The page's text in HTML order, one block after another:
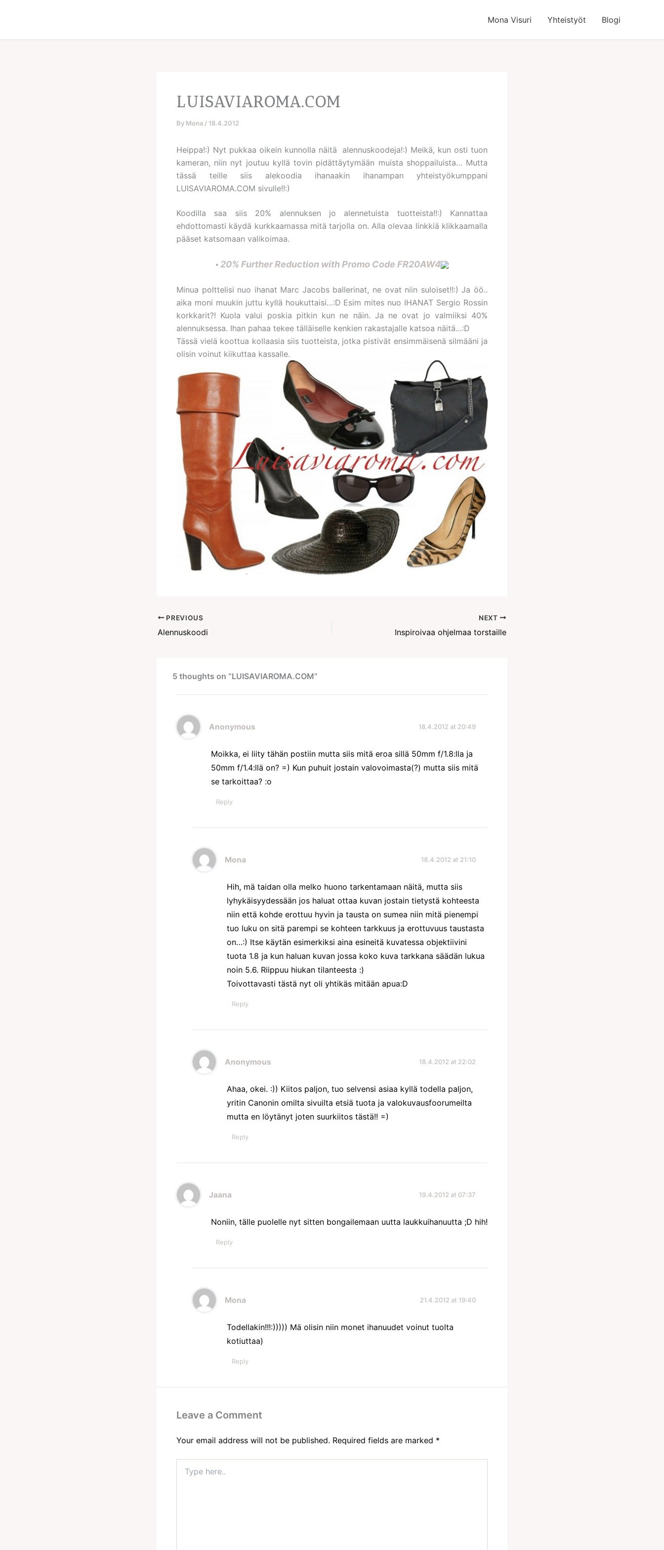
Mona Visuri Yhteistyöt Blogi
LUISAVIAROMA.COM
By Mona / 18.4.2012
Heippa!:) Nyt pukkaa oikein kunnolla näitä alennuskoodeja!:) Meikä, kun osti tuon
kameran, niin nyt joutuu kyllä tovin pidättäytymään muista shoppailuista… Mutta
tässä teille siis alekoodia ihanaakin ihanampan yhteistyökumppani
LUISAVIAROMA.COM sivulle!!:)
Koodilla saa siis 20% alennuksen jo alennetuista tuotteista!!:) Kannattaa
ehdottomasti käydä kurkkaamassa mitä tarjolla on. Alla olevaa linkkiä klikkaamalla
pääset katsomaan valikoimaa.
* 20% Further Reduction with Promo Code FR20AW4
Minua polttelisi nuo ihanat Marc Jacobs ballerinat, ne ovat niin suloiset!!:) Ja öö..
aika moni muukin juttu kyllä houkuttaisi…:D Esim mites nuo IHANAT Sergio Rossin
korkkarit?! Kuola valui poskia pitkin kun ne näin. Ja ne ovat jo valmiiksi 40%
alennuksessa. Ihan pahaa tekee tälläiselle kenkien rakastajalle katsoa näitä…:D
Tässä vielä koottua kollaasia siis tuotteista, jotka pistivät ensimmäisenä silmääni ja
olisin voinut kiikuttaa kassalle.
PREVIOUS
Alennuskoodi
NEXT
Inspiroivaa ohjelmaa torstaille
5 thoughts on “LUISAVIAROMA.COM”
Anonymous 18.4.2012 at 20:49
Moikka, ei liity tähän postiin mutta siis mitä eroa sillä 50mm f/1.8:lla ja
50mm f/1.4:llä on? =) Kun puhuit jostain valovoimasta(?) mutta siis mitä
se tarkoittaa? :o
Reply
Mona 18.4.2012 at 21:10
Hih, mä taidan olla melko huono tarkentamaan näitä, mutta siis
lyhykäisyydessään jos haluat ottaa kuvan jostain tietystä kohteesta
niin että kohde erottuu hyvin ja tausta on sumea niin mitä pienempi
tuo luku on sitä parempi se kohteen tarkkuus ja erottuvuus taustasta
on…:) Itse käytän esimerkiksi aina esineitä kuvatessa objektiivini
tuota 1.8 ja kun haluan kuvan jossa koko kuva tarkkana säädän lukua
noin 5.6. Riippuu hiukan tilanteesta :)
Toivottavasti tästä nyt oli yhtikäs mitään apua:D
Reply
Anonymous 18.4.2012 at 22:02
Ahaa, okei. :)) Kiitos paljon, tuo selvensi asiaa kyllä todella paljon,
yritin Canonin omilta sivuilta etsiä tuota ja valokuvausfoorumeilta
mutta en löytänyt joten suurkiitos tästä!! =)
Reply
Jaana 19.4.2012 at 07:37
Noniin, tälle puolelle nyt sitten bongailemaan uutta laukkuihanuutta ;D hih!
Reply
Mona 21.4.2012 at 19:40
Todellakin!!!:))))) Mä olisin niin monet ihanuudet voinut tuolta
kotiuttaa)
Reply
Leave a Comment
Your email address will not be published. Required fields are marked *
here..